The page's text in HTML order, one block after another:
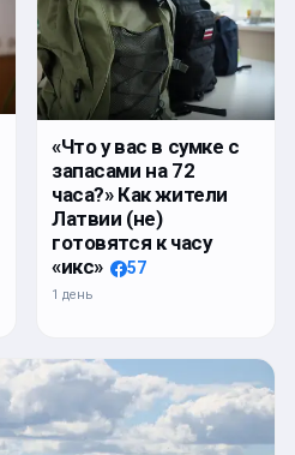
«Что у вас в сумке с
запасами на 72
часа?» Как жители
Латвии (не)
готовятся к часу
«икс»
57
1 день